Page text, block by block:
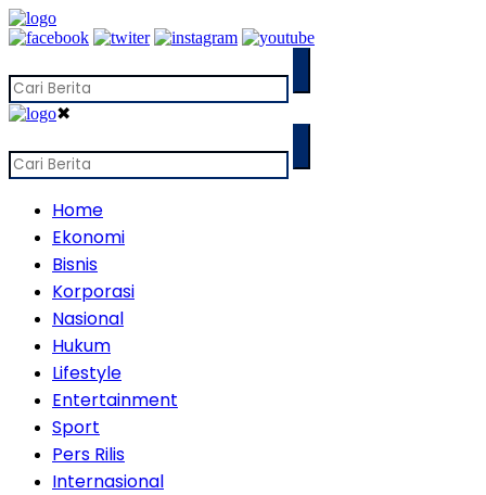
✖
Home
Ekonomi
Bisnis
Korporasi
Nasional
Hukum
Lifestyle
Entertainment
Sport
Pers Rilis
Internasional